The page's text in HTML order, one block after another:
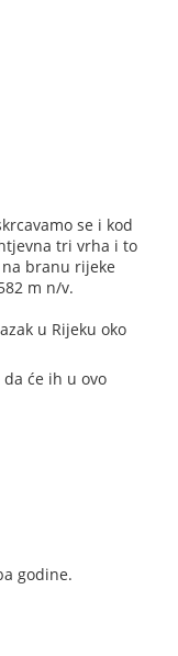
se i kod
tri vrha i to
branu rijeke
m n/v.
u Rijeku oko
će ih u ovo
godine.